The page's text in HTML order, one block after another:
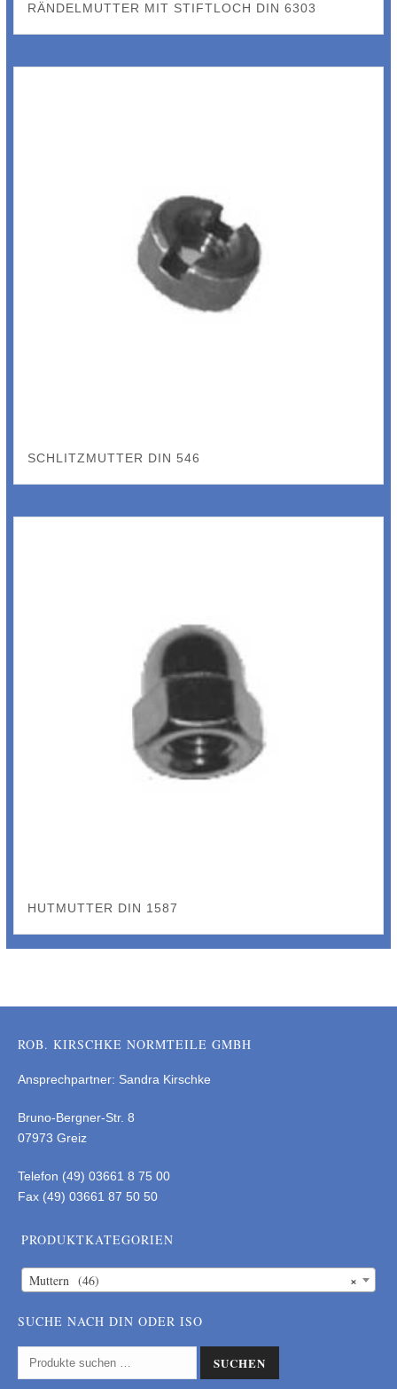
RÄNDELMUTTER MIT STIFTLOCH DIN 6303
SCHLITZMUTTER DIN 546
HUTMUTTER DIN 1587
ROB. KIRSCHKE NORMTEILE GMBH
Ansprechpartner: Sandra Kirschke
Bruno-Bergner-Str. 8
07973 Greiz
Telefon (49) 03661 8 75 00
Fax (49) 03661 87 50 50
PRODUKTKATEGORIEN
×
Muttern (46)
SUCHE NACH DIN ODER ISO
SUCHEN